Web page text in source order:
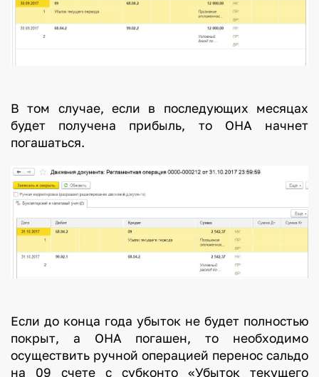
В том случае, если в последующих месяцах
будет получена прибыль, то ОНА начнет
погашаться.
Если до конца года убыток не будет полностью
покрыт, а ОНА погашен, то необходимо
осуществить ручной операцией перенос сальдо
на 09 счете с субконто «Убыток текущего